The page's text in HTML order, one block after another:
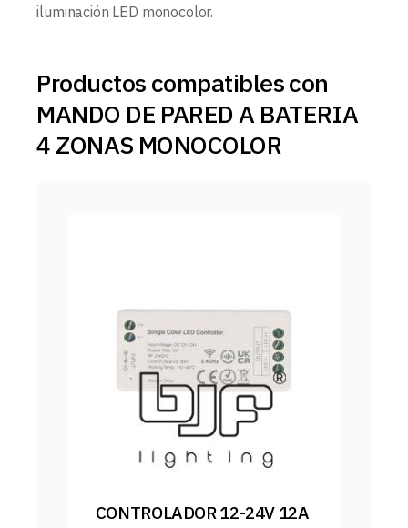
iluminación LED monocolor.
Productos compatibles con
MANDO DE PARED A BATERIA
4 ZONAS MONOCOLOR
CONTROLADOR 12-24V 12A